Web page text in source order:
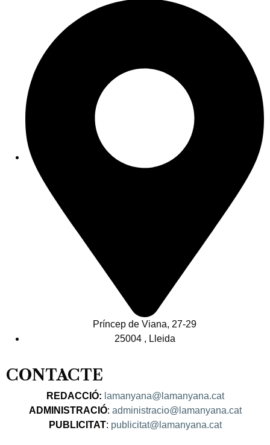
Príncep de Viana, 27-29
25004 , Lleida
CONTACTE
REDACCIÓ: lamanyana@lamanyana.cat
ADMINISTRACIÓ: administracio@lamanyana.cat
PUBLICITAT: publicitat@lamanyana.cat